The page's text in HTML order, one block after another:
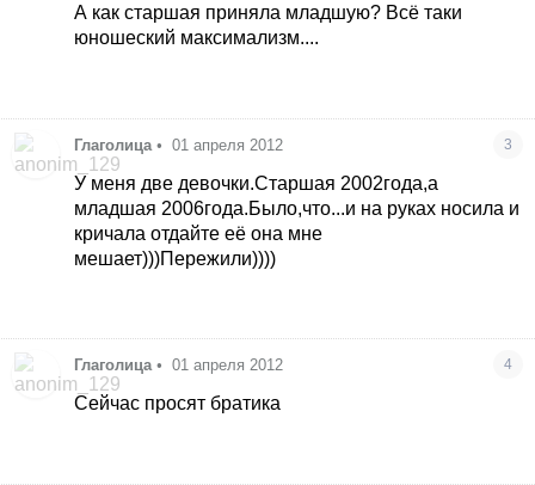
А как старшая приняла младшую? Всё таки
юношеский максимализм....
Глаголица • 01 апреля 2012 3
У меня две девочки.Старшая 2002года,а
младшая 2006года.Было,что...и на руках носила и
кричала отдайте её она мне
мешает)))Пережили))))
Глаголица • 01 апреля 2012 4
Сейчас просят братика